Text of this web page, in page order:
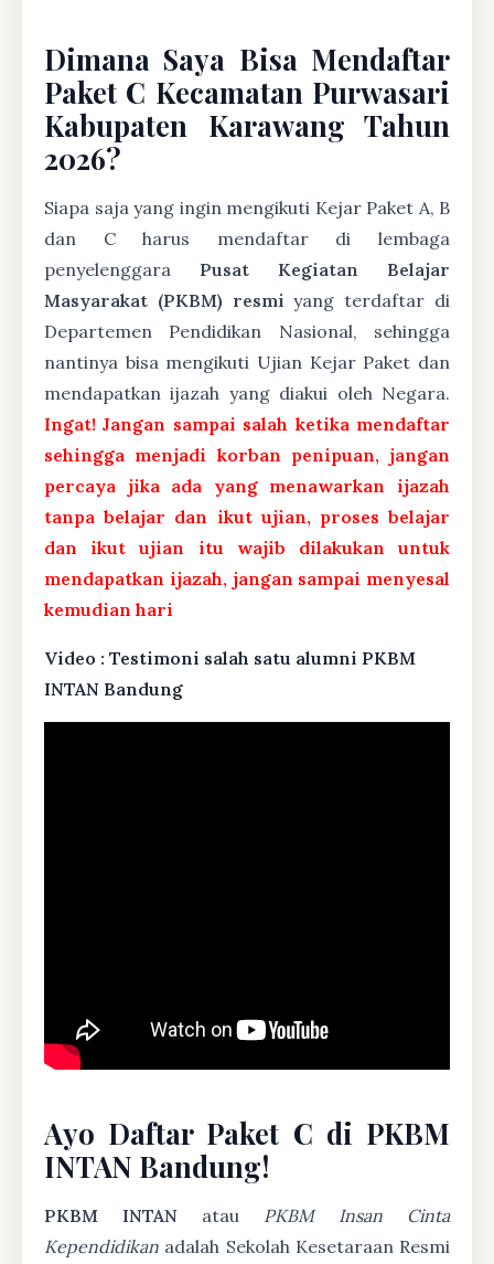
Dimana Saya Bisa Mendaftar
Paket C Kecamatan Purwasari
Kabupaten Karawang Tahun
2026?
Siapa saja yang ingin mengikuti Kejar Paket A, B
dan C harus mendaftar di lembaga
penyelenggara Pusat Kegiatan Belajar
Masyarakat (PKBM) resmi yang terdaftar di
Departemen Pendidikan Nasional, sehingga
nantinya bisa mengikuti Ujian Kejar Paket dan
mendapatkan ijazah yang diakui oleh Negara.
Ingat! Jangan sampai salah ketika mendaftar
sehingga menjadi korban penipuan, jangan
percaya jika ada yang menawarkan ijazah
tanpa belajar dan ikut ujian, proses belajar
dan ikut ujian itu wajib dilakukan untuk
mendapatkan ijazah, jangan sampai menyesal
kemudian hari
Video : Testimoni salah satu alumni PKBM
INTAN Bandung
Ayo Daftar Paket C di PKBM
INTAN Bandung!
PKBM INTAN atau PKBM Insan Cinta
Kependidikan adalah Sekolah Kesetaraan Resmi